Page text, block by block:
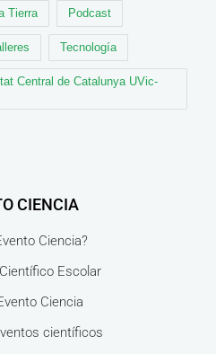
Tierra Podcast
Tecnología
Central de Catalunya UVic-
CIENCIA
Ciencia?
Escolar
Ciencia
científicos